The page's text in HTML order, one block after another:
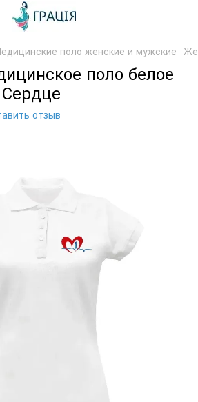
поло женские и мужские
поло белое
отзыв